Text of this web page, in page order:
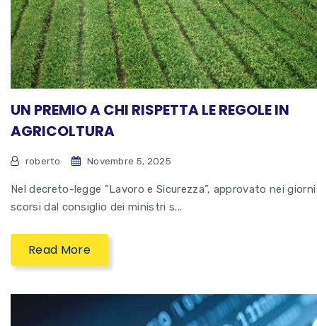
UN PREMIO A CHI RISPETTA LE REGOLE IN
AGRICOLTURA
roberto Novembre 5, 2025
Nel decreto-legge “Lavoro e Sicurezza”, approvato nei giorni
scorsi dal consiglio dei ministri s...
Read More